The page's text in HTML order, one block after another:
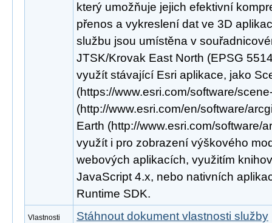
který umožňuje jejich efektivní
přenos a vykreslení dat ve 3D
službu jsou umístěna v
JTSK/Krovak East North (EPSG
využít stávající Esri aplikace, jako
(https://www.esri.com/software/
(http://www.esri.com/en/software/
Earth (http://www.esri.com/software/
využít i pro zobrazení výškového
webových aplikacích, využitím
JavaScript 4.x, nebo nativních
Runtime SDK.
Vlastnosti
Stáhnout dokument vlastnosti služby